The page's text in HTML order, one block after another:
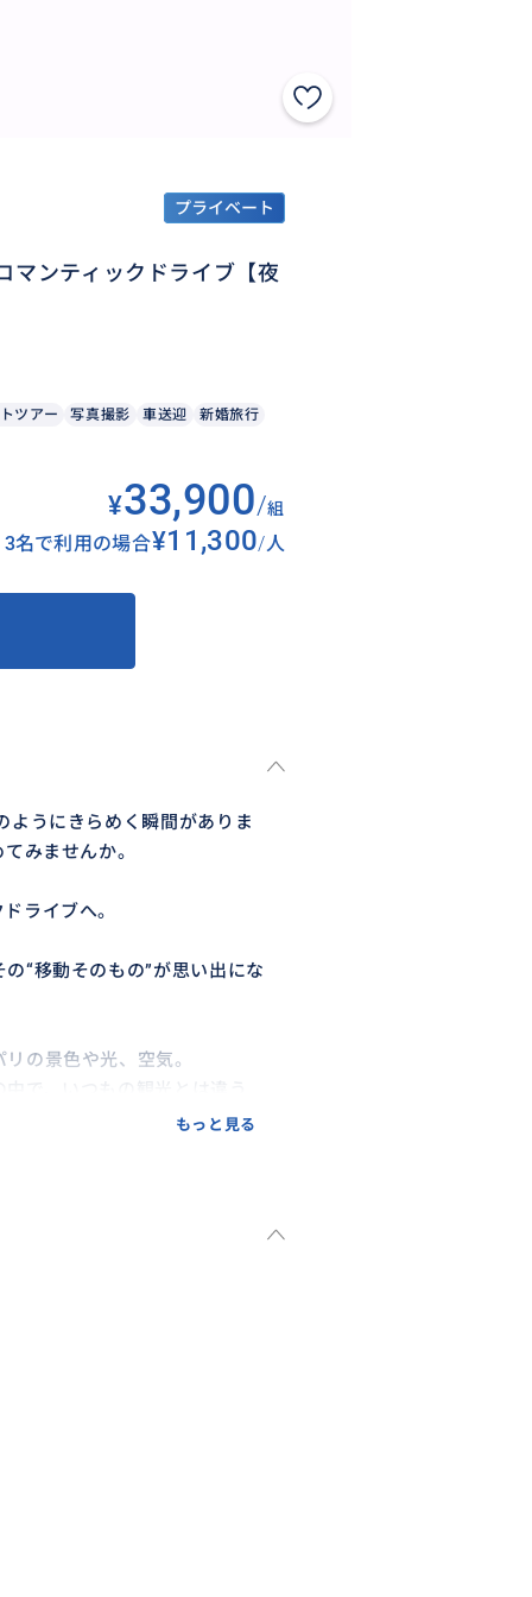
プライベート
マンティックドライブ【夜
ツアー 写真撮影 車送迎
新婚旅行
¥33,900/組
3名で利用の場合 ¥11,300/人
ようにきらめく瞬間がありま
みませんか。
ライブへ。
“移動そのもの”が思い出にな
の景色や光、空気。
の外出に不安がある方でも
ご希望があれば途中でお写真
のでお気軽にご相談くださ
もっと見る